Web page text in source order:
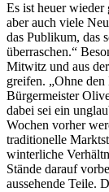
Es ist heuer wieder
aber auch viele
das Publikum, das
überraschen.“
Mitwitz und aus
greifen. „Ohne
Bürgermeister
dabei sei ein
Wochen vorher
traditionelle
winterliche
Stände darauf
aussehende Teile.